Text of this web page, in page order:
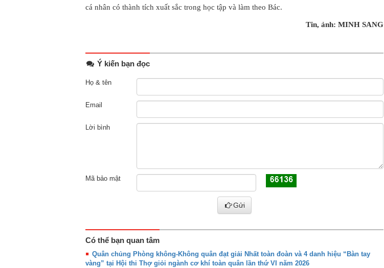
cá nhân có thành tích xuất sắc trong học tập và làm theo Bác.
Tin, ảnh: MINH SANG
Ý kiến bạn đọc
Họ & tên
Email
Lời bình
Mã bảo mật
Gửi
Có thể bạn quan tâm
Quân chủng Phòng không-Không quân đạt giải Nhất toàn đoàn và 4 danh hiệu “Bàn tay
vàng” tại Hội thi Thợ giỏi ngành cơ khí toàn quân lần thứ VI năm 2026